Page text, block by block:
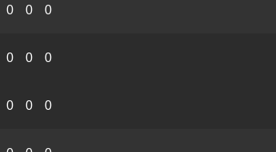
0
0
0
0
0
0
0
0
0